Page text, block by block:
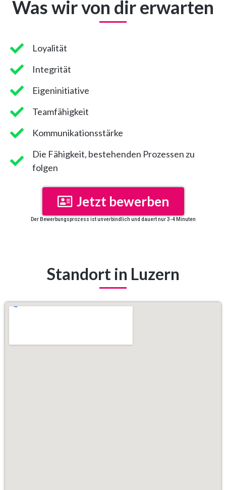
Was wir von dir erwarten
Loyalität
Integrität
Eigeninitiative
Teamfähigkeit
Kommunikationsstärke
Die Fähigkeit, bestehenden Prozessen zu
folgen
Jetzt bewerben
Der Bewerbungsprozess ist unverbindlich und dauert nur 3-4 Minuten
Standort in Luzern